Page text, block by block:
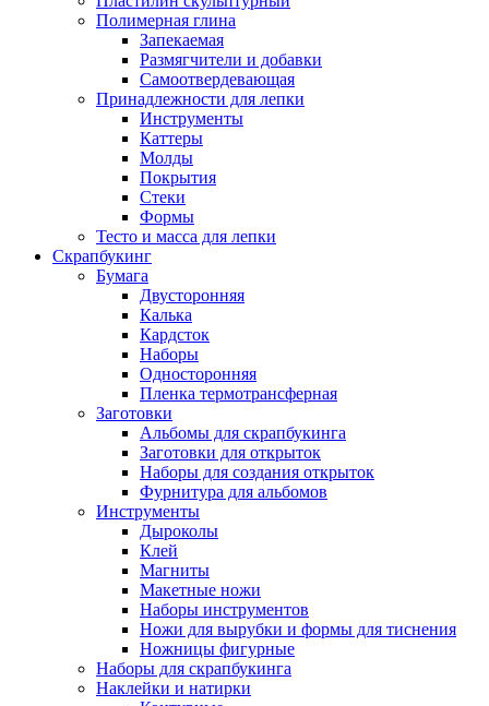
Полимерная глина
Запекаемая
Размягчители и добавки
Самоотвердевающая
Принадлежности для лепки
Инструменты
Каттеры
Молды
Покрытия
Стеки
Формы
Тесто и масса для лепки
Скрапбукинг
Бумага
Двусторонняя
Калька
Кардсток
Наборы
Односторонняя
Пленка термотрансферная
Заготовки
Альбомы для скрапбукинга
Заготовки для открыток
Наборы для создания открыток
Фурнитура для альбомов
Инструменты
Дыроколы
Клей
Магниты
Макетные ножи
Наборы инструментов
Ножи для вырубки и формы для тиснения
Ножницы фигурные
Наборы для скрапбукинга
Наклейки и натирки